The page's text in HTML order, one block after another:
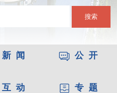
搜索
新 闻 公 开
互 动 专 题